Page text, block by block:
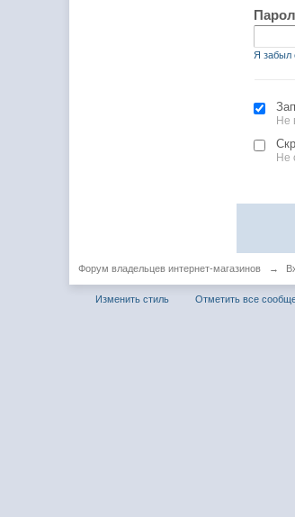
Я забыл
Не
Не
Форум владельцев интернет-магазинов →
Изменить стиль Отметить все